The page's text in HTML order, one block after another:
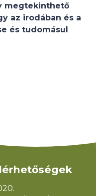
megtekinthető
az irodában és a
és tudomásul